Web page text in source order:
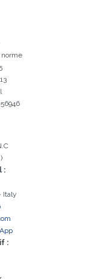
confidentialité
pour procéder à
suivante:
:
Italy
: